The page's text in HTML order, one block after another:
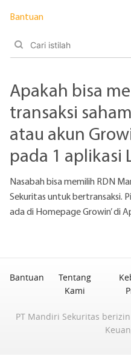
Bantuan
Apakah bisa
transaksi
atau akun
pada 1 aplikasi
Nasabah bisa memilih RDN
Sekuritas untuk bertransaksi.
ada di Homepage Growin’ di
Bantuan
Tentang
Kami
PT Mandiri Sekuritas